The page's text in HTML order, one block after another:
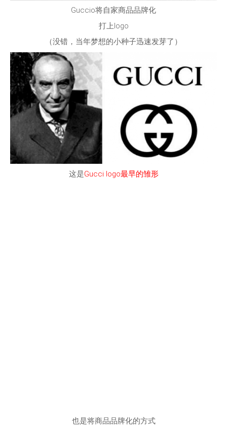
Guccio将自家商品品牌化
打上logo
（没错，当年梦想的小种子迅速发芽了）
这是Gucci logo最早的雏形
也是将商品品牌化的方式